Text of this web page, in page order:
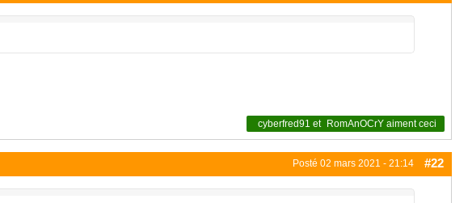
cyberfred91 et RomAnOCrY aiment ceci
Posté 02 mars 2021 - 21:14 #22